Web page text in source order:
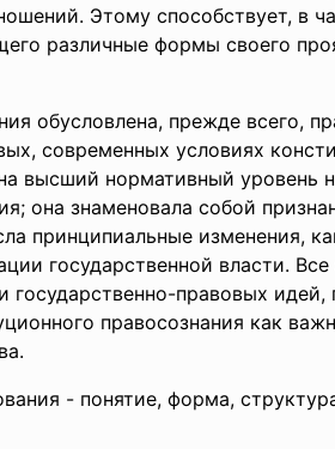
Этому способствует, в
различные формы своего
обусловлена, прежде всего,
современных условиях
высший нормативный уровень
она знаменовала собой
принципиальные изменения,
государственной власти.
государственно-правовых
правосознания как
- понятие, форма,